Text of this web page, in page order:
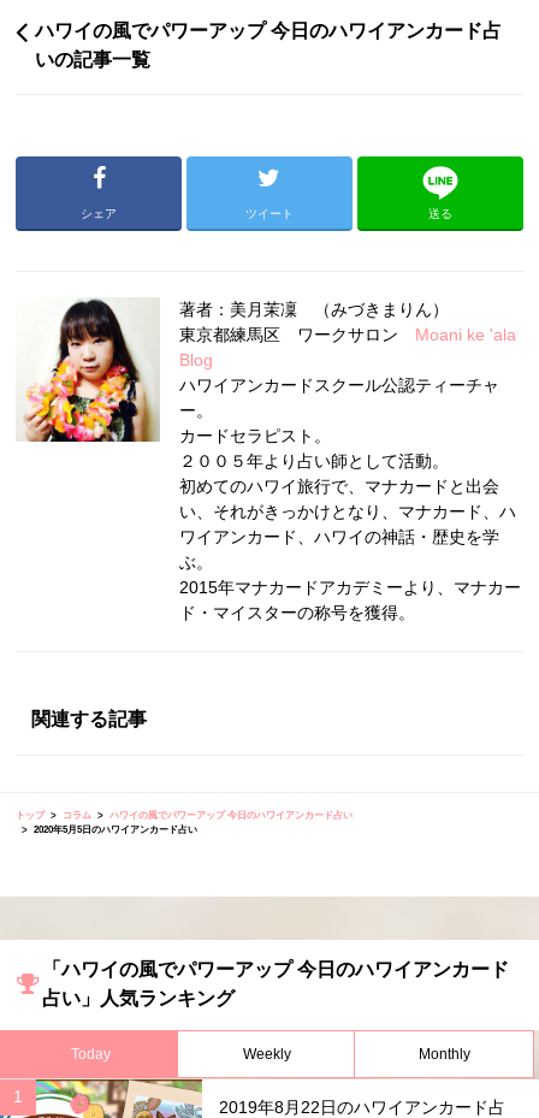
ハワイの風でパワーアップ 今日のハワイアンカード占
いの記事一覧
シェア ツイート 送る
著者：美月茉凜 （みづきまりん）
東京都練馬区 ワークサロン Moani ke 'ala
Blog
ハワイアンカードスクール公認ティーチャ
ー。
カードセラピスト。
２００５年より占い師として活動。
初めてのハワイ旅行で、マナカードと出会
い、それがきっかけとなり、マナカード、ハ
ワイアンカード、ハワイの神話・歴史を学
ぶ。
2015年マナカードアカデミーより、マナカー
ド・マイスターの称号を獲得。
関連する記事
トップ コラム
ハワイの風でパワーアップ 今日のハワイアンカード占い
2020年5月5日のハワイアンカード占い
「ハワイの風でパワーアップ 今日のハワイアンカード
占い」人気ランキング
Today Weekly Monthly
2019年8月22日のハワイアンカード占